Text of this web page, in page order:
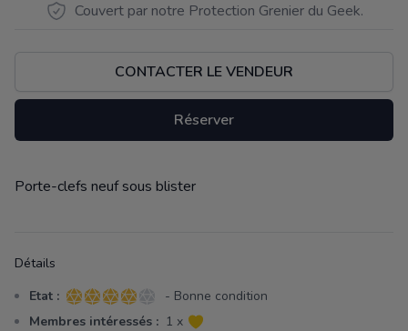
Couvert par notre Protection Grenier du Geek.
CONTACTER LE VENDEUR
Réserver
Description
Porte-clefs neuf sous blister
Détails
Etat : 4 sur 5 étoiles
- Bonne condition
Membres intéressés : 1 x